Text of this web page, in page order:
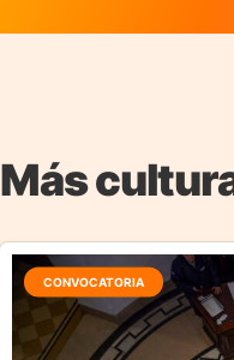
Más
CONVOCATORIA